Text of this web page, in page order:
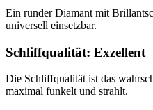
Ein runder Diamant mit
universell einsetzbar.
Schliffqualität: Exzellent
Die Schliffqualität ist das
maximal funkelt und strahlt.